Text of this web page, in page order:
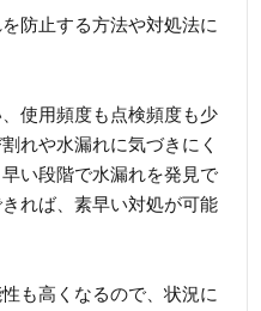
防止する方法や対処法に
使用頻度も点検頻度も少
れや水漏れに気づきにく
い段階で水漏れを発見で
れば、素早い対処が可能
も高くなるので、状況に